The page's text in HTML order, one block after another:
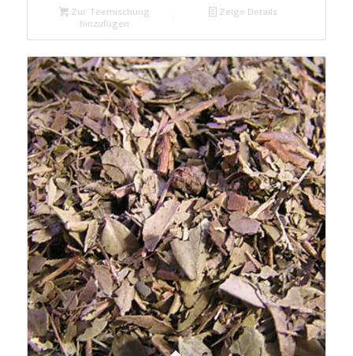
Zur Teemischung
hinzufügen
Zeige Details